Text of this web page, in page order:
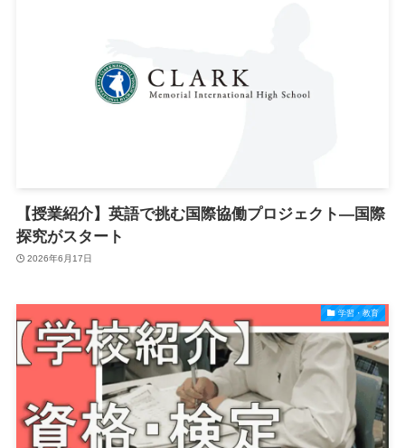
【授業紹介】英語で挑む国際協働プロジェクト―国際
探究がスタート
2026年6月17日
学習・教育